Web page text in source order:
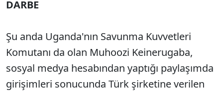
DARBE
Şu anda Uganda'nın Savunma Kuvvetleri
Komutanı da olan Muhoozi Keinerugaba,
sosyal medya hesabından yaptığı paylaşımda
girişimleri sonucunda Türk şirketine verilen